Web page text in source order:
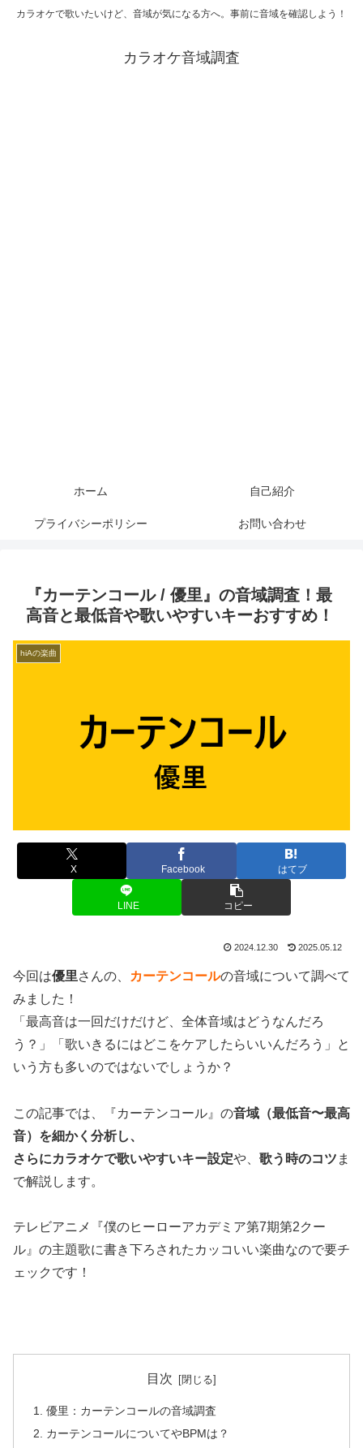
カラオケで歌いたいけど、音域が気になる方へ。事前に音域を確認しよう！
カラオケ音域調査
ホーム 自己紹介
プライバシーポリシー お問い合わせ
『カーテンコール / 優里』の音域調査！最
高音と最低音や歌いやすいキーおすすめ！
hiAの楽曲
X Facebook はてブ
LINE コピー
2024.12.30 2025.05.12
今回は優里さんの、 カーテンコールの音域について調べて
みました！
「最高音は一回だけだけど、全体音域はどうなんだろ
う？」「歌いきるにはどこをケアしたらいいんだろう」と
いう方も多いのではないでしょうか？
この記事では、『カーテンコール』の音域（最低音〜最高
音）を細かく分析し、
さらにカラオケで歌いやすいキー設定や、 歌う時のコツ ま
で解説します。
テレビアニメ『僕のヒーローアカデミア第7期第2クー
ル』の主題歌に書き下ろされたカッコいい楽曲なので要チ
ェックです！
目次
優里：カーテンコールの音域調査
カーテンコールについてやBPMは？